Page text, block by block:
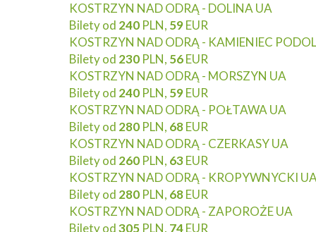
KOSTRZYN NAD ODRĄ - DOLINA UA
Bilety od 240 PLN, 59EUR
KOSTRZYN NAD ODRĄ - KAMIENIEC
Bilety od 230 PLN, 56EUR
KOSTRZYN NAD ODRĄ - MORSZYN UA
Bilety od 240 PLN, 59EUR
KOSTRZYN NAD ODRĄ - POŁTAWA UA
Bilety od 280 PLN, 68EUR
KOSTRZYN NAD ODRĄ - CZERKASY UA
Bilety od 260 PLN, 63EUR
KOSTRZYN NAD ODRĄ - KROPYWNYCKI UA
Bilety od 280 PLN, 68EUR
KOSTRZYN NAD ODRĄ - ZAPOROŻE UA
Bilety od305 PLN, 74EUR